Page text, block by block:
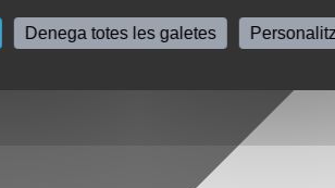
Denega totes les galetes